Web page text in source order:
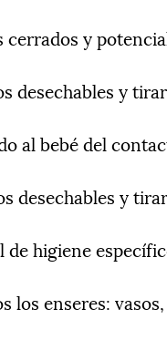
y
desechables y
al bebé del
desechables y
higiene
los enseres: